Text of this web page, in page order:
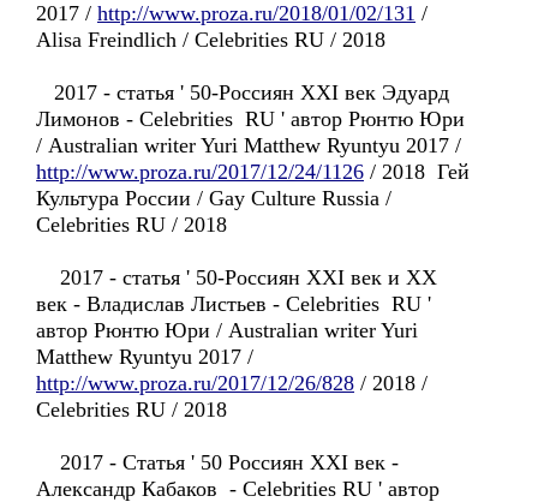
2017 / http://www.proza.ru/2018/01/02/131 /
Alisa Freindlich / Celebrities RU / 2018
2017 - статья ' 50-Россиян XXI век Эдуард
Лимонов - Celebrities RU ' автор Рюнтю Юри
/ Australian writer Yuri Matthew Ryuntyu 2017 /
http://www.proza.ru/2017/12/24/1126 / 2018 Гей
Культура России / Gay Culture Russia /
Celebrities RU / 2018
2017 - статья ' 50-Россиян XXI век и XX
век - Владислав Листьев - Celebrities RU '
автор Рюнтю Юри / Australian writer Yuri
Matthew Ryuntyu 2017 /
http://www.proza.ru/2017/12/26/828 / 2018 /
Celebrities RU / 2018
2017 - Статья ' 50 Россиян XXI век -
Александр Кабаков - Celebrities RU ' автор